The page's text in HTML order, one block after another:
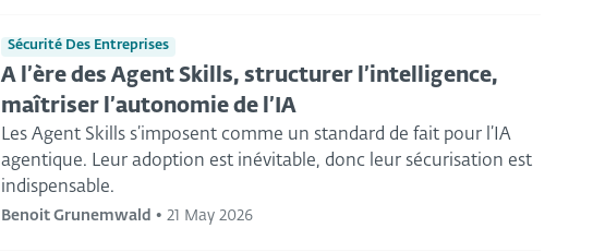
Sécurité Des Entreprises
A l’ère des Agent Skills, structurer l’intelligence,
maîtriser l’autonomie de l’IA
Les Agent Skills s’imposent comme un standard de fait pour l’IA
agentique. Leur adoption est inévitable, donc leur sécurisation est
indispensable.
Benoit Grunemwald • 21 May 2026